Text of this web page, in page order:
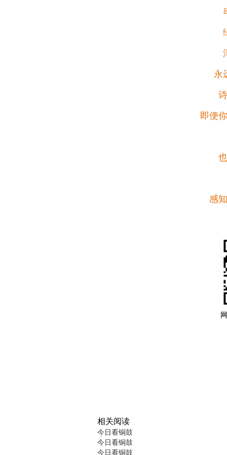
永
即便
感
相关阅读
今日看铜鼓
今日看铜鼓
今日看铜鼓